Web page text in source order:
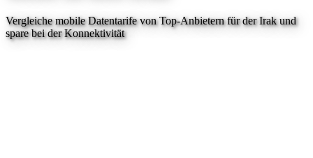
Vergleiche mobile Datentarife von Top-Anbietern fürder Irakund
spare bei der Konnektivität